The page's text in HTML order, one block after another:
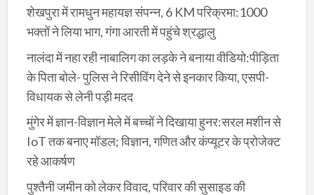
शेखपुरा में रामधुन महायज्ञ संपन्न, 6 KM परिक्रमा:1000
भक्तों ने लिया भाग, गंगा आरती में पहुंचे श्रद्धालु
नालंदा में नहा रही नाबालिग का लड़के ने बनाया वीडियो:पीड़िता
के पिता बोले- पुलिस ने रिसीविंग देने से इनकार किया, एसपी-
विधायक से लेनी पड़ी मदद
मुंगेर में ज्ञान-विज्ञान मेले में बच्चों ने दिखाया हुनर:सरल मशीन से
IoT तक बनाए मॉडल; विज्ञान, गणित और कंप्यूटर के प्रोजेक्ट
रहे आकर्षण
पुश्तैनी जमीन को लेकर विवाद, परिवार की सुसाइड की